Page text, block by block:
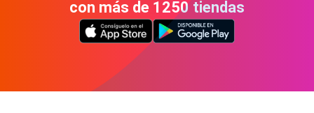
con más de 1250 tiendas